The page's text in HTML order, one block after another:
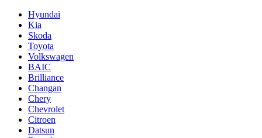
Hyundai
Kia
Skoda
Toyota
Volkswagen
BAIC
Brilliance
Changan
Chery
Chevrolet
Citroen
Datsun